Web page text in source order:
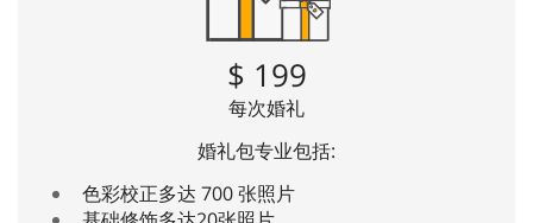
$ 199
每次婚礼
婚礼包专业包括:
色彩校正多达 700 张照片